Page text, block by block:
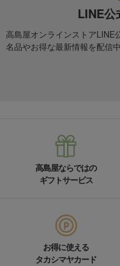
LINE公
高島屋オンラインストアLINE
名品やお得な最新情報を配信中
高島屋ならではの
ギフトサービス
お得に使える
タカシマヤカード